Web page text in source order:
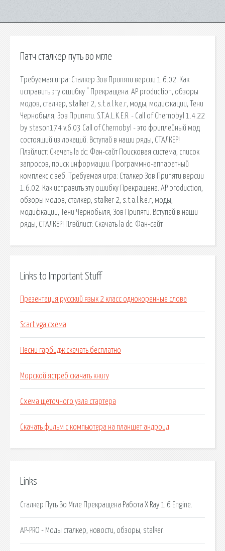
Патч сталкер путь во мгле
Требуемая игра: Сталкер Зов Припяти версии 1.6.02. Как
исправить эту ошибку " Прекращена. AP production, обзоры
модов, сталкер, stalker 2, s.t.a.l.k.e.r, моды, модифкации, Тени
Чернобыля, Зов Припяти. S.T.A.L.K.E.R. - Call of Chernobyl 1.4.22
by stason174 v.6.03 Call of Chernobyl - это фриплейный мод
состоящий из локаций. Вступай в наши ряды, СТАЛКЕР!
Плэйлист: Скачать la dc: Фан-сайт Поисковая сиcтема, список
запросов, поиск информации. Программно-аппаратный
комплекс с веб. Требуемая игра: Сталкер Зов Припяти версии
1.6.02. Как исправить эту ошибку Прекращена. AP production,
обзоры модов, сталкер, stalker 2, s.t.a.l.k.e.r, моды,
модифкации, Тени Чернобыля, Зов Припяти. Вступай в наши
ряды, СТАЛКЕР! Плэйлист: Скачать la dc: Фан-сайт
Links to Important Stuff
Презентация русский язык 2 класс однокоренные слова
Scart vga схема
Песни гарбидж скачать бесплатно
Морской ястреб скачать книгу
Схема щеточного узла стартера
Скачать фильм с компьютера на планшет андроид
Links
Сталкер Путь Во Мгле Прекращена Работа X Ray 1 6 Engine.
AP-PRO - Моды сталкер, новости, обзоры, stalker.